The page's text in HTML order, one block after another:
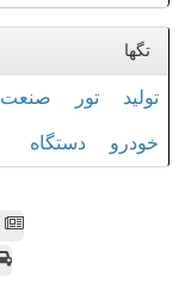
تگها
تولید تور صنعت
خودرو دستگاه